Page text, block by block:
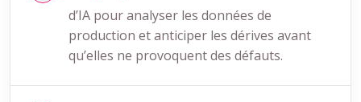
d’IA pour analyser les données de
production et anticiper les dérives avant
qu’elles ne provoquent des défauts.